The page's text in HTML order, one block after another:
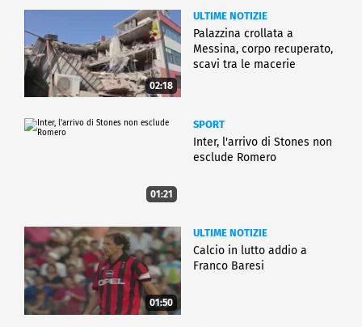
02:18
ULTIME NOTIZIE
Palazzina crollata a
Messina, corpo recuperato,
scavi tra le macerie
01:21
SPORT
Inter, l'arrivo di Stones non
esclude Romero
01:50
ULTIME NOTIZIE
Calcio in lutto addio a
Franco Baresi